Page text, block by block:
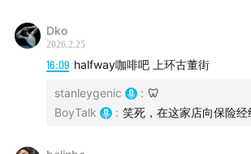
3 《情感价值》
Dko
2026.2.25
16:09 halfway咖啡吧 上环古董街
stanleygenic : 🦷
BoyTalk
: 笑死，在这家店向保险